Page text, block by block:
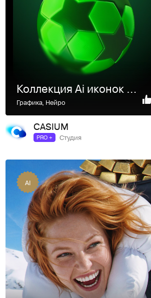
Коллекция Ai иконок — Green Sport
Графика, Нейро
CASIUM
PRO + Студия
AI